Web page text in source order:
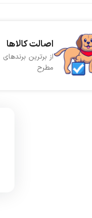
اصالت کالاها
از برترین برندهای
مطرح